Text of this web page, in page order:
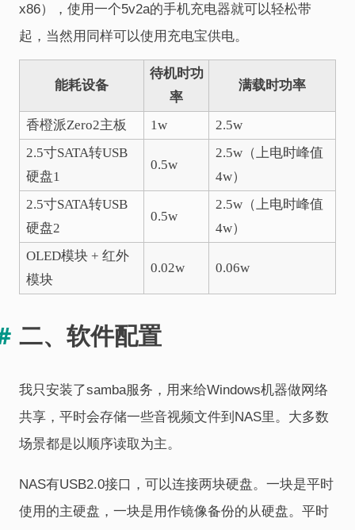
x86），使用一个5v2a的手机充电器就可以轻松带
起，当然用同样可以使用充电宝供电。
能耗设备
待机时功
率
满载时功率
香橙派Zero2主板 1w
2.5w
2.5寸SATA转USB
硬盘1
0.5w
2.5w（上电时峰值
4w）
2.5寸SATA转USB
硬盘2
0.5w
2.5w（上电时峰值
4w）
OLED模块 + 红外
模块
0.02w 0.06w
二、软件配置
我只安装了samba服务，用来给Windows机器做网络
共享，平时会存储一些音视频文件到NAS里。大多数
场景都是以顺序读取为主。
NAS有USB2.0接口，可以连接两块硬盘。一块是平时
使用的主硬盘，一块是用作镜像备份的从硬盘。平时